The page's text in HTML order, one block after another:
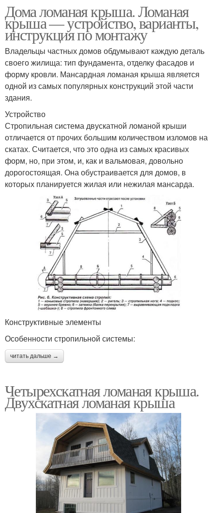
Дома ломаная крыша. Ломаная
крыша — устройство, варианты,
инструкция по монтажу
Владельцы частных домов обдумывают каждую деталь
своего жилища: тип фундамента, отделку фасадов и
форму кровли. Мансардная ломаная крыша является
одной из самых популярных конструкций этой части
здания.
Устройство
Стропильная система двускатной ломаной крыши
отличается от прочих большим количеством изломов на
скатах. Считается, что это одна из самых красивых
форм, но, при этом, и, как и вальмовая, довольно
дорогостоящая. Она обустраивается для домов, в
которых планируется жилая или нежилая мансарда.
Конструктивные элементы
Особенности стропильной системы:
читать дальше →
Четырехскатная ломаная крыша.
Двухскатная ломаная крыша